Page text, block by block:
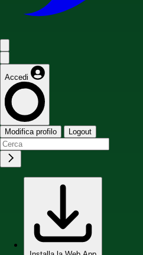
Accedi
Modifica profilo Logout